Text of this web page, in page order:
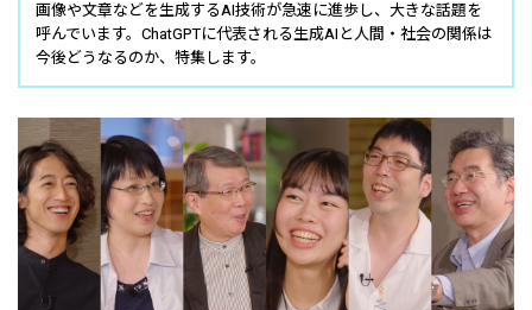
画像や文章などを生成するAI技術が急速に進歩し、大きな話題を
呼んでいます。ChatGPTに代表される生成AIと人間・社会の関係は
今後どうなるのか、特集します。